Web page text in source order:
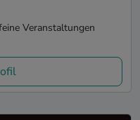
Veranstaltungen